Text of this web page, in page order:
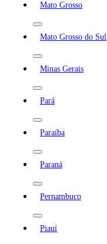
Mato Grosso
Mato Grosso do Sul
Minas Gerais
Pará
Paraíba
Paraná
Pernambuco
Piauí